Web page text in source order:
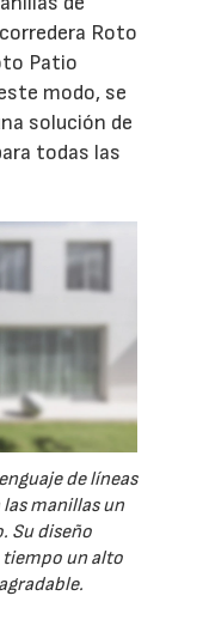
Roto
Patio
modo, se
solución de
todas las
de líneas
manillas un
Su diseño
un alto